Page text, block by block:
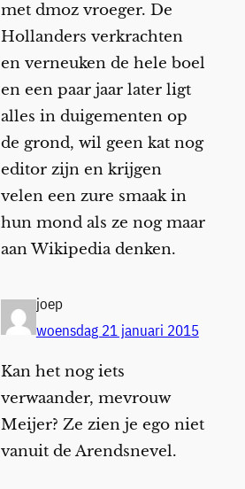
met dmoz vroeger. De
Hollanders verkrachten
en verneuken de hele boel
en een paar jaar later ligt
alles in duigementen op
de grond, wil geen kat nog
editor zijn en krijgen
velen een zure smaak in
hun mond als ze nog maar
aan Wikipedia denken.
joep
woensdag 21 januari 2015
Kan het nog iets
verwaander, mevrouw
Meijer? Ze zien je ego niet
vanuit de Arendsnevel.